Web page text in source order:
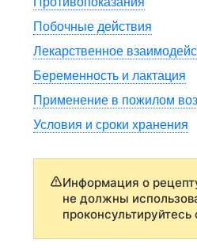
Побочные действия
Лекарственное
Беременность и лактация
Применение в пожилом
Условия и сроки хранения
Информация о
не должны
проконсультируйтесь